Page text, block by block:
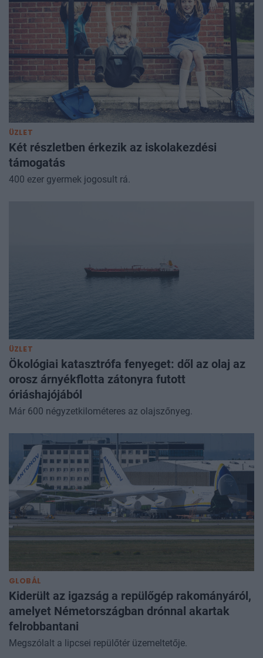
ÜZLET
Két részletben érkezik az iskolakezdési
támogatás
400 ezer gyermek jogosult rá.
ÜZLET
Ökológiai katasztrófa fenyeget: dől az olaj az
orosz árnyékflotta zátonyra futott
óriáshajójából
Már 600 négyzetkilométeres az olajszőnyeg.
GLOBÁL
Kiderült az igazság a repülőgép rakományáról,
amelyet Németországban drónnal akartak
felrobbantani
Megszólalt a lipcsei repülőtér üzemeltetője.